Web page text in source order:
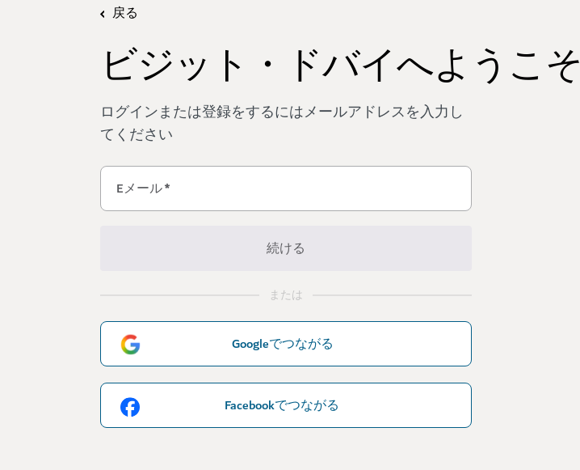
戻る
ビジット・ドバイへようこそ
ログインまたは登録をするにはメールアドレスを入力し
てください
Eメール*
続ける
または
Googleでつながる
Facebookでつながる